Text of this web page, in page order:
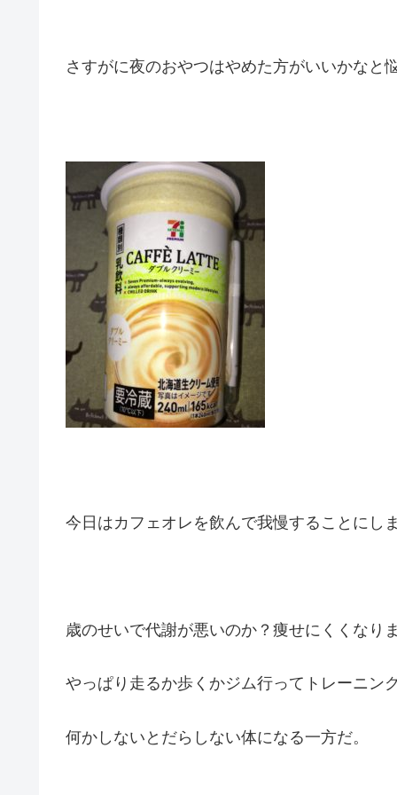
さすがに夜のおやつはやめた方がいいかなと
今日はカフェオレを飲んで我慢することにしま
歳のせいで代謝が悪いのか？痩せにくくなりま
やっぱり走るか歩くかジム行ってトレーニン
何かしないとだらしない体になる一方だ。